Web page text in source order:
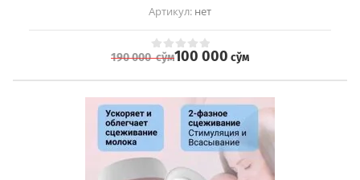
Артикул: нет
190 000сўм100 000 сўм